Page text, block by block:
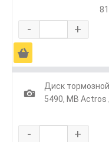
- +
Ä
1
Диск
5490, MB Actros
- +